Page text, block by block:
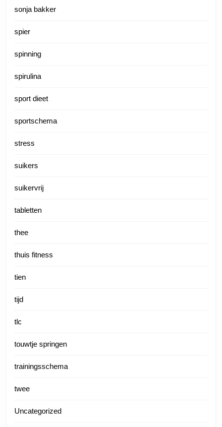
sonja bakker
spier
spinning
spirulina
sport dieet
sportschema
stress
suikers
suikervrij
tabletten
thee
thuis fitness
tien
tijd
tlc
touwtje springen
trainingsschema
twee
Uncategorized